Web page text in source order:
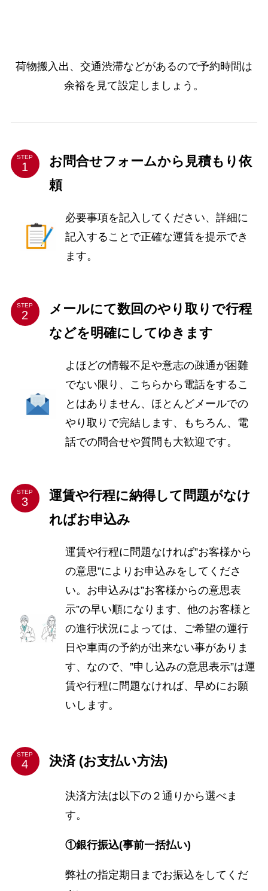
荷物搬入出、交通渋滞などがあるので予約時間は
余裕を見て設定しましょう。
STEP
お問合せフォームから見積もり依
頼
必要事項を記入してください、詳細に
記入することで正確な運賃を提示でき
ます。
STEP
メールにて数回のやり取りで行程
などを明確にしてゆきます
よほどの情報不足や意志の疎通が困難
でない限り、こちらから電話をするこ
とはありません、ほとんどメールでの
やり取りで完結します、もちろん、電
話での問合せや質問も大歓迎です。
STEP
運賃や行程に納得して問題がなけ
ればお申込み
運賃や行程に問題なければ”お客様から
の意思”によりお申込みをしてくださ
い。お申込みは”お客様からの意思表
示”の早い順になります、他のお客様と
の進行状況によっては、ご希望の運行
日や車両の予約が出来ない事がありま
す、なので、”申し込みの意思表示”は運
賃や行程に問題なければ、早めにお願
いします。
STEP 決済 (お支払い方法)
決済方法は以下の２通りから選べま
す。
①銀行振込(事前一括払い)
弊社の指定期日までお振込をしてくだ